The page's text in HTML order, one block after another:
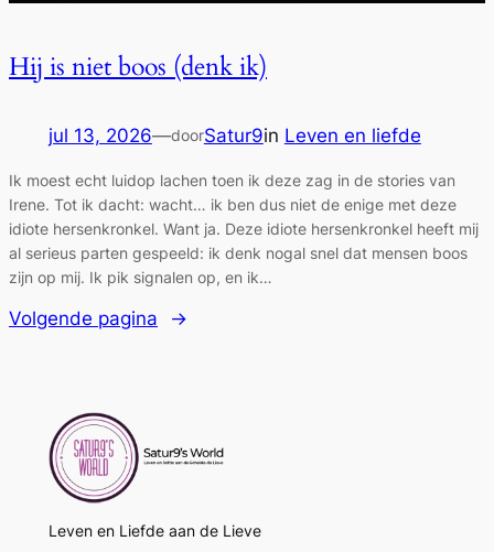
Hij is niet boos (denk ik)
jul 13, 2026—doorSatur9in Leven en liefde
Ik moest echt luidop lachen toen ik deze zag in de stories van
Irene. Tot ik dacht: wacht… ik ben dus niet de enige met deze
idiote hersenkronkel. Want ja. Deze idiote hersenkronkel heeft mij
al serieus parten gespeeld: ik denk nogal snel dat mensen boos
zijn op mij. Ik pik signalen op, en ik…
Volgende pagina →
Leven en Liefde aan de Lieve